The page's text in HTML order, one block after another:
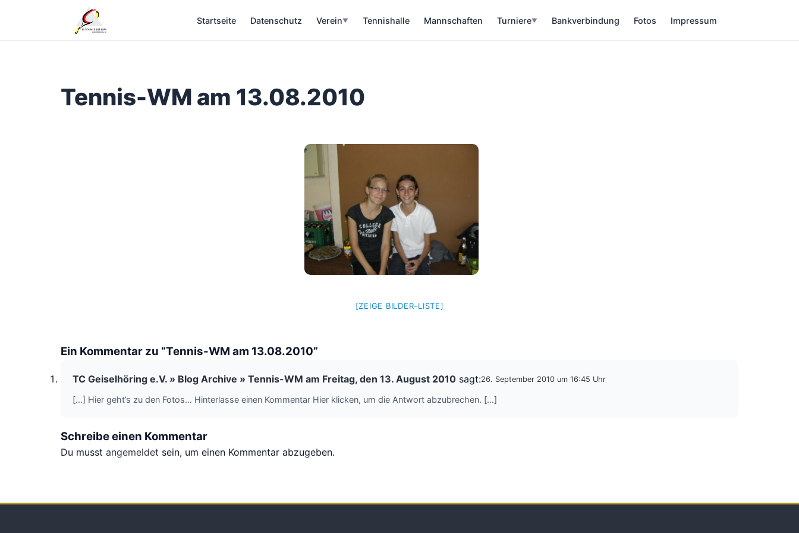
Startseite Datenschutz Verein▼ Tennishalle Mannschaften Turniere▼ Bankverbindung Fotos Impressum
Tennis-WM am 13.08.2010
[ZEIGE BILDER-LISTE]
Ein Kommentar zu “Tennis-WM am 13.08.2010”
TC Geiselhöring e.V. » Blog Archive » Tennis-WM am Freitag, den 13. August 2010 sagt:26. September 2010 um 16:45 Uhr
[…] Hier geht’s zu den Fotos… Hinterlasse einen Kommentar Hier klicken, um die Antwort abzubrechen. […]
Schreibe einen Kommentar
Du musst angemeldet sein, um einen Kommentar abzugeben.